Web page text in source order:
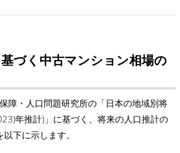
づく中古マンション相場の
障・人口問題研究所の「日本の地域別将
年推計)」に基づく、将来の人口推計の
下に示します。